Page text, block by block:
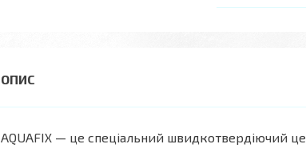
AQUAFIX — це спеціальний швидкотвердіючий